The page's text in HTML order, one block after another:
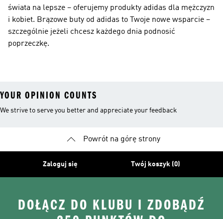
świata na lepsze – oferujemy produkty adidas dla mężczyzn
i kobiet. Brązowe buty od adidas to Twoje nowe wsparcie –
szczególnie jeżeli chcesz każdego dnia podnosić
poprzeczkę.
YOUR OPINION COUNTS
We strive to serve you better and appreciate your feedback
Powrót na górę strony
Zaloguj się Twój koszyk (0)
DOŁĄCZ DO KLUBU I ZDOBĄDŹ